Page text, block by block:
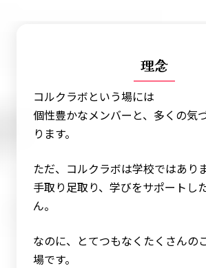
理念
コルクラボという場には
個性豊かなメンバーと、多くの気
ります。
ただ、コルクラボは学校ではあり
手取り足取り、学びをサポートし
ん。
なのに、とてつもなくたくさんの
場です。